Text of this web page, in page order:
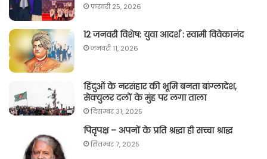
फ़रवरी 25, 2026
12 जनवरी विशेष: युवा आदर्श : स्वामी विवेकानंद
जनवरी 11, 2026
हिंदुओं के नरसंहार की भूमि बनता बांग्लादेश,
सेक्युलर दलों के मुंह पर लगा ताला
दिसम्बर 31, 2025
पितृपक्ष – अपनों के प्रति श्रद्धा ही सच्चा श्राद्ध
सितम्बर 7, 2025